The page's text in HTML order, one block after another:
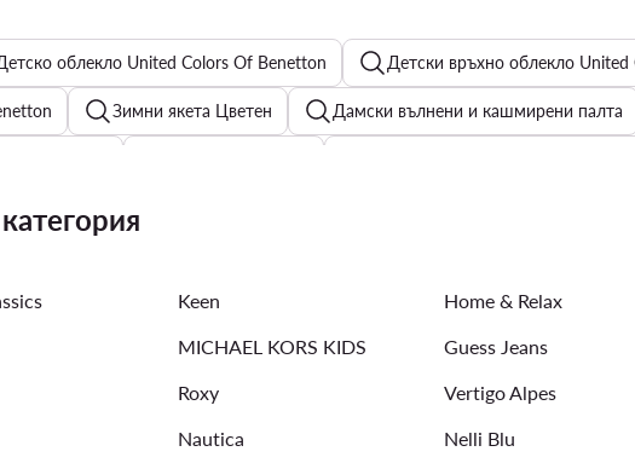
облекло United Colors Of Benetton Детски връхно облекло
Зимни якета Цветен Дамски вълнени и кашмирени палта
Дамски обувки adidas Дамски чехли и джапанки Juicy Couture
Keen Home & Relax
MICHAEL KORS KIDS Guess Jeans
Roxy Vertigo Alpes
Nautica Nelli Blu